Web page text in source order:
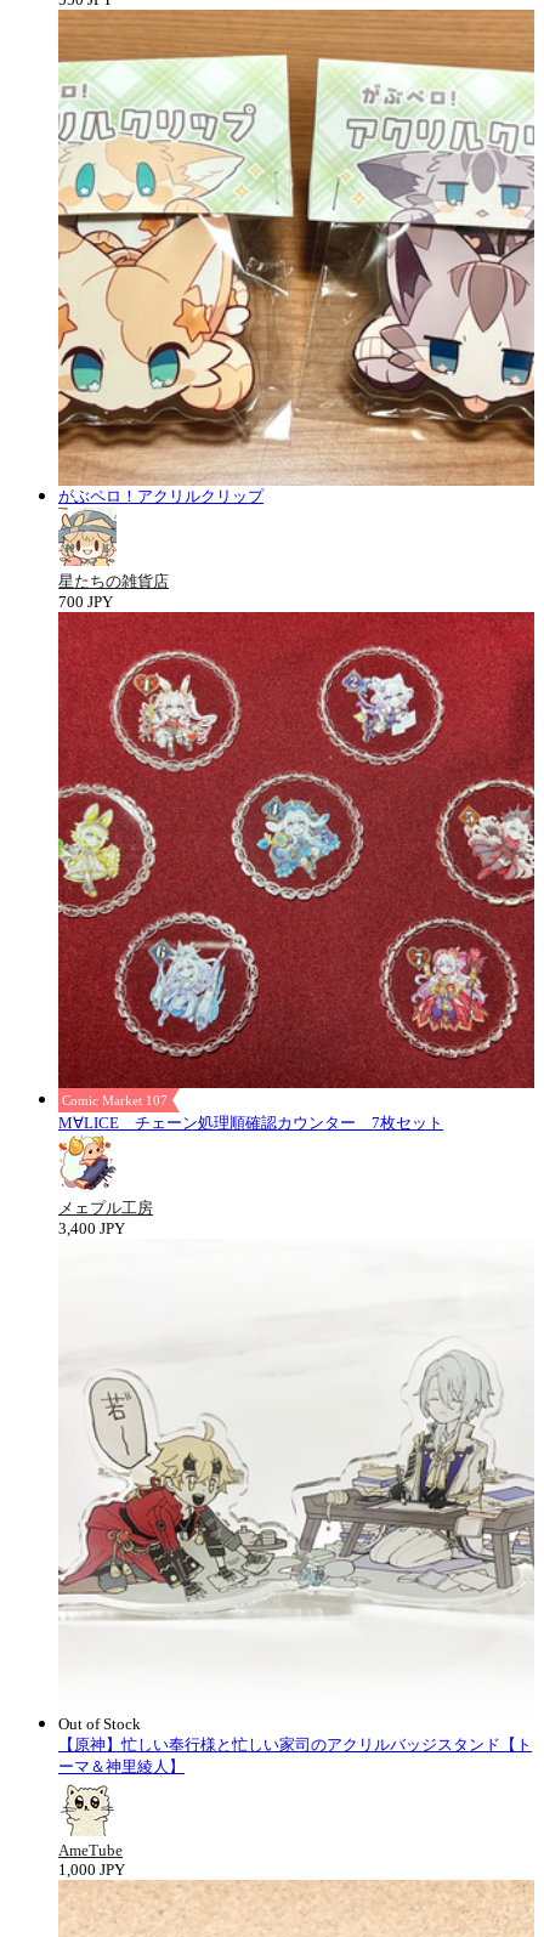
がぶペロ！アクリルクリップ
星たちの雑貨店
700 JPY
Comic Market 107
M∀LICE チェーン処理順確認カウンター 7枚セット
メェプル工房
3,400 JPY
Out of Stock
【原神】忙しい奉行様と忙しい家司のアクリルバッジスタンド【ト
ーマ＆神里綾人】
AmeTube
1,000 JPY